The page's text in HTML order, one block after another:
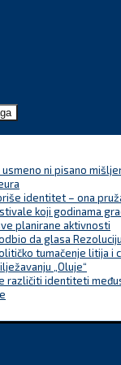
ni pisano
identitet – ona
koji godinama
planirane aktivnosti
da glasa
tumačenje litija i
„Oluje“
različiti identiteti